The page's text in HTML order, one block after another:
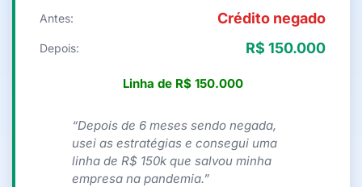
Antes: Crédito negado
Depois: R$ 150.000
Linha de R$ 150.000
“Depois de 6 meses sendo negada,
usei as estratégias e consegui uma
linha de R$ 150k que salvou minha
empresa na pandemia.”